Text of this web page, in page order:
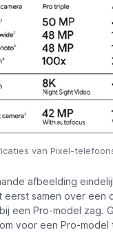
van Pixel-
afbeelding
samen over een
een Pro-model zag.
voor een Pro-model